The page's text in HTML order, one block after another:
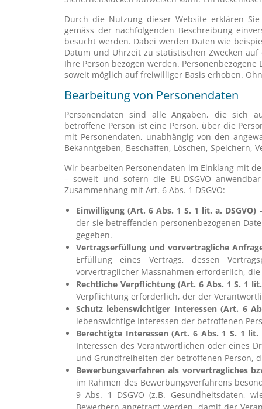
Durch die Nutzung dieser Website erklären
gemäss der nachfolgenden Beschreibung
besucht werden. Dabei werden Daten wie
Datum und Uhrzeit zu statistischen Zwecken
Ihre Person bezogen werden.
soweit möglich auf freiwilliger Basis erhoben.
Bearbeitung von Personendaten
Personendaten sind alle Angaben, die sich
betroffene Person ist eine Person, über die
mit Personendaten, unabhängig von den
Bekanntgeben, Beschaffen, Löschen, Speichern,
Wir bearbeiten Personendaten im Einklang mit
– soweit und sofern die EU-DSGVO
Zusammenhang mit Art. 6 Abs. 1 DSGVO:
Einwilligung (Art. 6 Abs. 1 S. 1 lit. a. DSGVO)
der sie betreffenden personenbezogenen
gegeben.
Vertragserfüllung und vorvertragliche
Erfüllung eines Vertrags, dessen
vorvertraglicher Massnahmen erforderlich,
Rechtliche Verpflichtung (Art. 6 Abs. 1 S. 1 lit.
Verpflichtung erforderlich, der der
Schutz lebenswichtiger Interessen (Art. 6
lebenswichtige Interessen der betroffenen
Berechtigte Interessen (Art. 6 Abs. 1 S. 1 lit.
Interessen des Verantwortlichen oder eines
und Grundfreiheiten der betroffenen Person,
Bewerbungsverfahren als vorvertragliches
im Rahmen des Bewerbungsverfahrens
9 Abs. 1 DSGVO (z.B. Gesundheitsdaten,